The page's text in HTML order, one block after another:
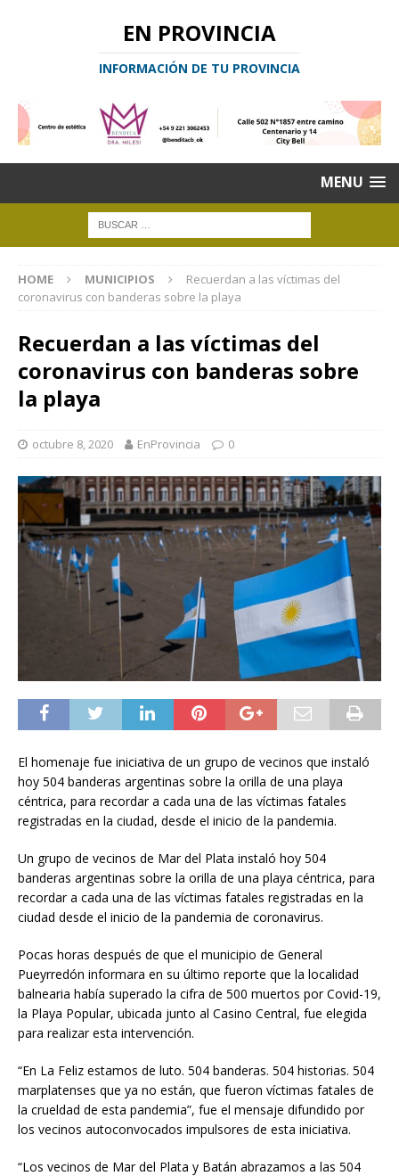
EN PROVINCIA
INFORMACIÓN DE TU PROVINCIA
MENU
HOME MUNICIPIOS
Recuerdan a las víctimas del
coronavirus con banderas sobre la playa
Recuerdan a las víctimas del
coronavirus con banderas sobre
la playa
octubre 8, 2020 EnProvincia 0
El homenaje fue iniciativa de un grupo de vecinos que instaló
hoy 504 banderas argentinas sobre la orilla de una playa
céntrica, para recordar a cada una de las víctimas fatales
registradas en la ciudad, desde el inicio de la pandemia.
Un grupo de vecinos de Mar del Plata instaló hoy 504
banderas argentinas sobre la orilla de una playa céntrica, para
recordar a cada una de las víctimas fatales registradas en la
ciudad desde el inicio de la pandemia de coronavirus.
Pocas horas después de que el municipio de General
Pueyrredón informara en su último reporte que la localidad
balnearia había superado la cifra de 500 muertos por Covid-19,
la Playa Popular, ubicada junto al Casino Central, fue elegida
para realizar esta intervención.
“En La Feliz estamos de luto. 504 banderas. 504 historias. 504
marplatenses que ya no están, que fueron víctimas fatales de
la crueldad de esta pandemia”, fue el mensaje difundido por
los vecinos autoconvocados impulsores de esta iniciativa.
“Los vecinos de Mar del Plata y Batán abrazamos a las 504